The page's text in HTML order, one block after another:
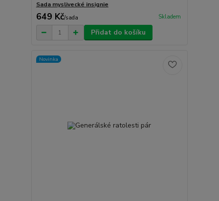
Sada myslivecké insignie
649 Kč/sada Skladem
Přidat do košíku
Novinka